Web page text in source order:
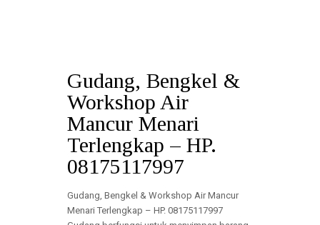
Gudang, Bengkel &
Workshop Air
Mancur Menari
Terlengkap – HP.
08175117997
Gudang, Bengkel & Workshop Air Mancur
Menari Terlengkap – HP. 08175117997